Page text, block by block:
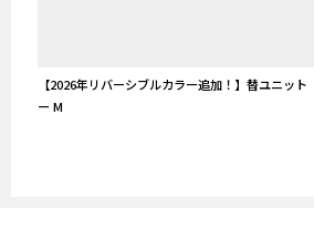
【2026年リバーシブルカラー追加！】替ユニッ
ー M